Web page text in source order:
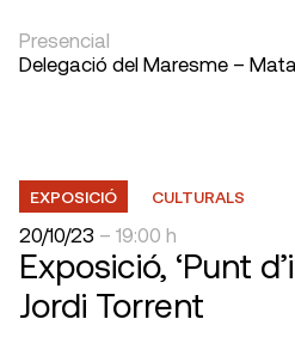
Presencial
Delegació del Maresme –
EXPOSICIÓ CULTURALS
20/10/23 – 19:00 h
Exposició, ‘Punt
Jordi Torrent